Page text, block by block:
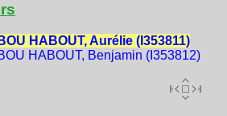
BOU HABOUT, Aurélie (I353811)
HABOUT, Benjamin (I353812)